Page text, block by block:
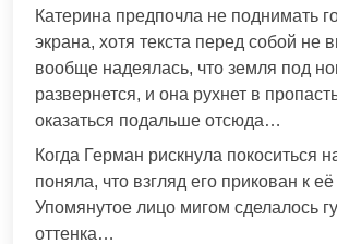
Катерина предпочла не поднимать
экрана, хотя текста перед собой не
вообще надеялась, что земля под
развернется, и она рухнет в
оказаться подальше отсюда…
Когда Герман рискнула покоситься
поняла, что взгляд его прикован к её
Упомянутое лицо мигом сделалось
оттенка…